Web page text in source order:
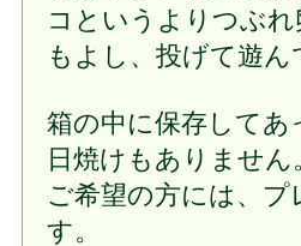
コというよりつぶ
もよし、投げて遊ん
箱の中に保存してあ
日焼けもありません
ご希望の方には、
す。